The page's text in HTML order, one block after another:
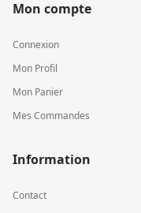
Mon compte
Connexion
Mon Profil
Mon Panier
Mes Commandes
Information
Contact